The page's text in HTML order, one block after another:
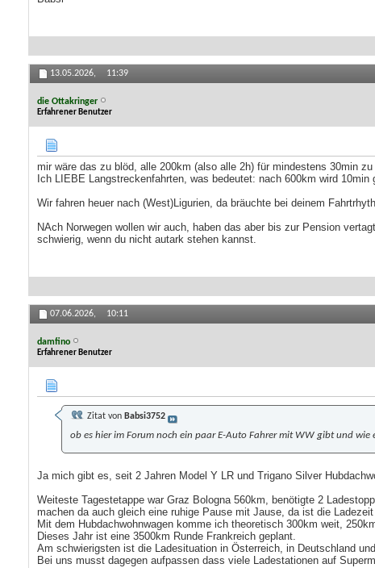
13.05.2026, 11:39
die Ottakringer
Erfahrener Benutzer
mir wäre das zu blöd, alle 200km (also alle 2h) für mindestens 30min zu
Ich LIEBE Langstreckenfahrten, was bedeutet: nach 600km wird
Wir fahren heuer nach (West)Ligurien, da bräuchte bei deinem
NAch Norwegen wollen wir auch, haben das aber bis zur Pension
schwierig, wenn du nicht autark stehen kannst.
07.06.2026, 10:11
damfino
Erfahrener Benutzer
Zitat von Babsi3752
ob es hier im Forum noch ein paar E-Auto Fahrer mit WW gibt und wie
Ja mich gibt es, seit 2 Jahren Model Y LR und Trigano Silver
Weiteste Tagestetappe war Graz Bologna 560km, benötigte 2
machen da auch gleich eine ruhige Pause mit Jause, da ist die
Mit dem Hubdachwohnwagen komme ich theoretisch 300km weit,
Dieses Jahr ist eine 3500km Runde Frankreich geplant.
Am schwierigsten ist die Ladesituation in Österreich, in Deutschland
Bei uns musst dagegen aufpassen dass viele Ladestationen auf